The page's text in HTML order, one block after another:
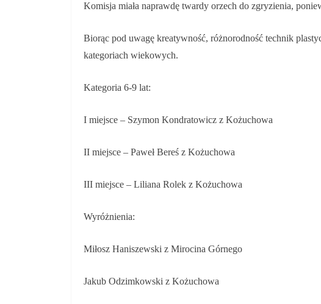
Komisja miała naprawdę twardy orzech do zgryzienia,
Biorąc pod uwagę kreatywność, różnorodność technik
kategoriach wiekowych.
Kategoria 6-9 lat:
I miejsce – Szymon Kondratowicz z Kożuchowa
II miejsce – Paweł Bereś z Kożuchowa
III miejsce – Liliana Rolek z Kożuchowa
Wyróżnienia:
Miłosz Haniszewski z Mirocina Górnego
Jakub Odzimkowski z Kożuchowa